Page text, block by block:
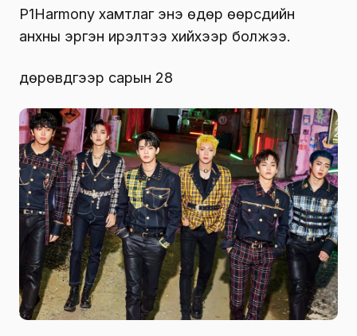
P1Harmony хамтлаг энэ өдөр өөрсдийн
анхны эргэн ирэлтээ хийхээр болжээ.
дөрөвдүгээр сарын 28